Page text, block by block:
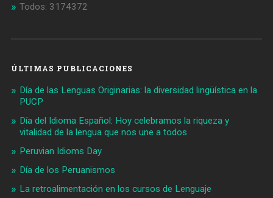
Todos: 3174372
ÚLTIMAS PUBLICACIONES
Día de las Lenguas Originarias: la diversidad lingüística en la
PUCP
Día del Idioma Español: Hoy celebramos la riqueza y
vitalidad de la lengua que nos une a todos
Peruvian Idioms Day
Día de los Peruanismos
La retroalimentación en los cursos de Lenguaje